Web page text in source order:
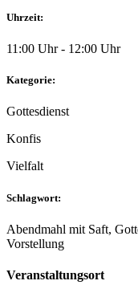
Uhrzeit:
11:00 Uhr - 12:00 Uhr
Kategorie:
Gottesdienst
Konfis
Vielfalt
Schlagwort:
Abendmahl mit Saft,
Vorstellung
Veranstaltungsort